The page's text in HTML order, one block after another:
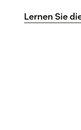
Lernen Sie